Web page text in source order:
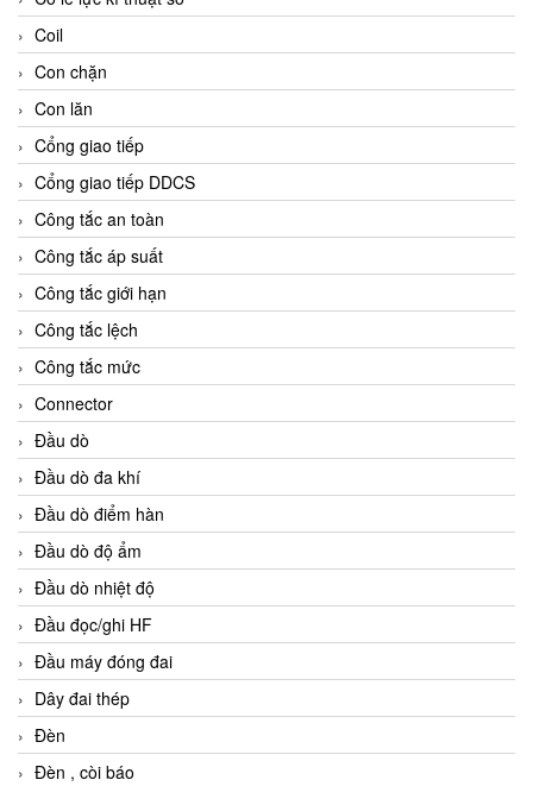
Coil
Con chặn
Con lăn
Cổng giao tiếp
Cổng giao tiếp DDCS
Công tắc an toàn
Công tắc áp suất
Công tắc giới hạn
Công tắc lệch
Công tắc mức
Connector
Đầu dò
Đầu dò đa khí
Đầu dò điểm hàn
Đầu dò độ ẩm
Đầu dò nhiệt độ
Đầu đọc/ghi HF
Đầu máy đóng đai
Dây đai thép
Đèn
Đèn , còi báo